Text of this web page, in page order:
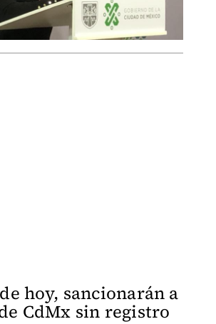
hoy, sancionarán a
CdMx sin registro